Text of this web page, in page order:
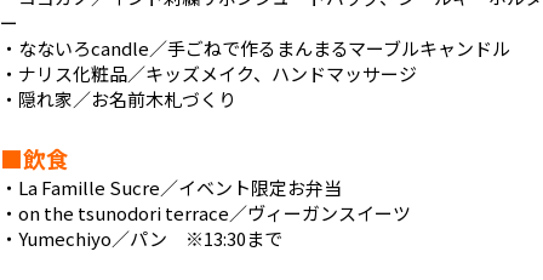
ー
・なないろcandle／手ごねで作るまんまるマーブルキャンドル
・ナリス化粧品／キッズメイク、ハンドマッサージ
・隠れ家／お名前木札づくり
■飲食
・La Famille Sucre／イベント限定お弁当
・on the tsunodori terrace／ヴィーガンスイーツ
・Yumechiyo／パン ※13:30まで